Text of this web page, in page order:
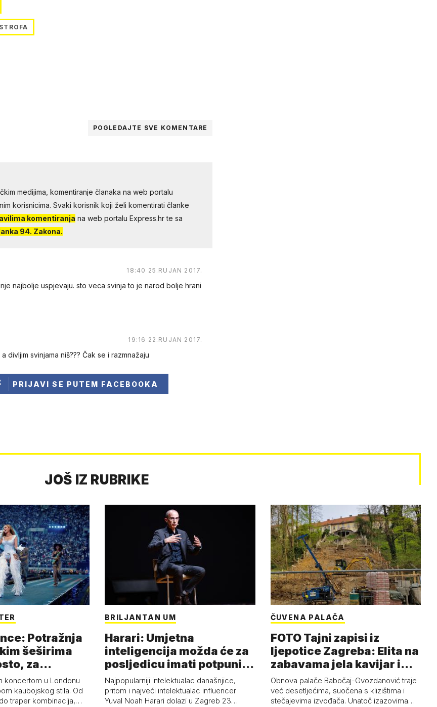
POGLEDAJTE SVE KOMENTARE
medijima, komentiranje članaka na web portalu
korisnicima. Svaki korisnik koji želi komentirati članke
komentiranja na web portalu Express.hr te sa
94. Zakona.
18:40 25.RUJAN 2017.
najbolje uspjevaju. sto veca svinja to je narod bolje hrani
19:16 22.RUJAN 2017.
divljim svinjama niš??? Čak se i razmnažaju
PRIJAVI SE PUTEM FACEBOOKA
JOŠ IZ RUBRIKE
Potražnja
šeširima
za
p…
koncertom u Londonu
kaubojskog stila. Od
traper kombinacija,…
BRILJANTAN UM
Harari: Umjetna
inteligencija možda će za
posljedicu imati potpuni
kolaps čovje…
Najpopularniji intelektualac današnjice,
pritom i najveći intelektualac influencer
Yuval Noah Harari dolazi u Zagreb 23…
ČUVENA PALAČA
FOTO Tajni zapisi iz
ljepotice Zagreba: Elita na
zabavama jela kavijar i
pud…
Obnova palače Babočaj-Gvozdanović traje
već desetljećima, suočena s klizištima i
stečajevima izvođača. Unatoč izazovima…